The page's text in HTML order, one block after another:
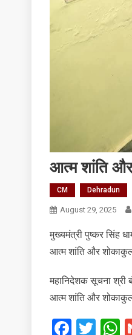
आत्म शांति और
CM Dehradun
August 29, 2025
मुख्यमंत्री पुष्कर सिंह
आत्म शांति और
महानिदेशक सूचना श्री
आत्म शांति और शोकाकुल